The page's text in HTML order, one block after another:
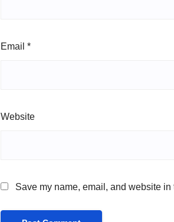
Email *
Website
Save my name, email, and website